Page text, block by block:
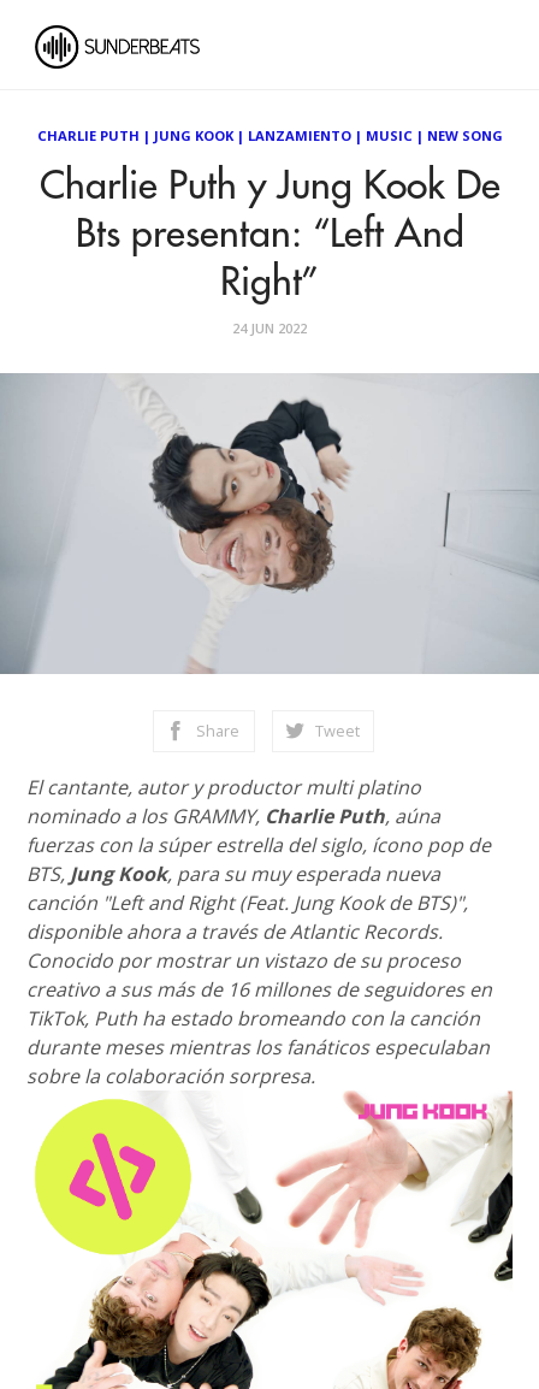
CHARLIE PUTH | JUNG KOOK| LANZAMIENTO| MUSIC| NEW SONG
Charlie Puth y Jung Kook De
Bts presentan: “Left And
Right”
24 JUN 2022
Share Tweet
El cantante, autor y productor multi platino
nominado a los GRAMMY, Charlie Puth, aúna
fuerzas con la súper estrella del siglo, ícono pop de
BTS, Jung Kook, para su muy esperada nueva
canción "Left and Right (Feat. Jung Kook de BTS)",
disponible ahora a través de Atlantic Records.
Conocido por mostrar un vistazo de su proceso
creativo a sus más de 16 millones de seguidores en
TikTok, Puth ha estado bromeando con la canción
durante meses mientras los fanáticos especulaban
sobre la colaboración sorpresa.